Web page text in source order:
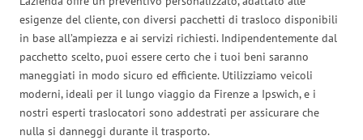
esigenze del cliente, con diversi pacchetti di trasloco disponibili
in base all’ampiezza e ai servizi richiesti. Indipendentemente dal
pacchetto scelto, puoi essere certo che i tuoi beni saranno
maneggiati in modo sicuro ed efficiente. Utilizziamo veicoli
moderni, ideali per il lungo viaggio da Firenze a Ipswich, e i
nostri esperti traslocatori sono addestrati per assicurare che
nulla si danneggi durante il trasporto.